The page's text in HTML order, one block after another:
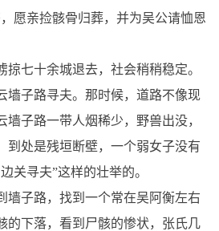
愿亲捡骸骨归葬，并为吴公请恤恩
掠七十余城退去，社会稍稍稳定。
墙子路寻夫。那时候，道路不像现
子路一带人烟稀少，野兽出没，
到处是残垣断壁，一个弱女子没有
关寻夫”这样的壮举的。
墙子路，找到一个常在吴阿衡左右
的下落，看到尸骸的惨状，张氏几